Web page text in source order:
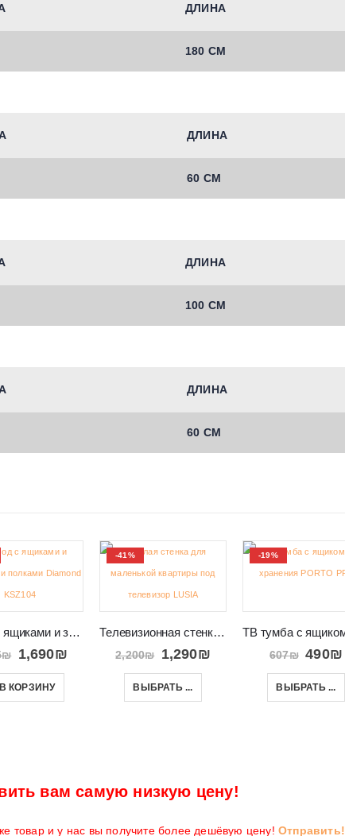
ДЛИНА
180 СМ
ДЛИНА
60 СМ
ДЛИНА
100 СМ
ДЛИНА
60 СМ
Комод с ящиками и закрытыми полками Diamond KSZ104
₪ 1,690₪
В КОРЗИНУ
-41%
Телевизионная стенка в небольшой салон LUSIA
2,200₪ 1,290₪
ВЫБРАТЬ ...
-19%
607₪ 490₪
ВЫБРАТЬ ...
вам самую низкую цену!
товар и у нас вы получите более дешёвую цену! Отправить!